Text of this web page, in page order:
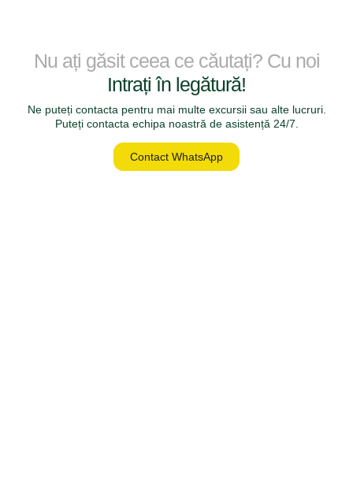
Nu ați găsit ceea ce căutați? Cu noi
Intrați în legătură!
Ne puteți contacta pentru mai multe excursii sau alte lucruri.
Puteți contacta echipa noastră de asistență 24/7.
Contact WhatsApp